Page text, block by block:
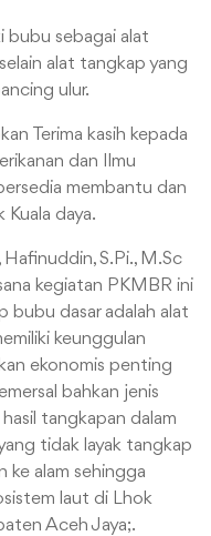
bubu sebagai alat
alat tangkap yang
ulur.
Terima kasih kepada
dan Ilmu
membantu dan
Kuala daya.
S.Pi., M.Sc
kegiatan PKMBR ini
bubu dasar adalah alat
keunggulan
ekonomis penting
bahkan jenis
tangkapan dalam
tidak layak tangkap
ke alam sehingga
laut di Lhok
Aceh Jaya;.